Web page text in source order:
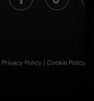
Privacy Policy | Cookie Policy